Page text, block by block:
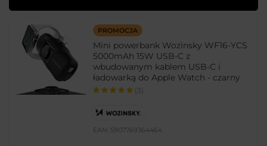
PROMOCJA
Mini powerbank Wozinsky WF16-YCS
5000mAh 15W USB-C z
wbudowanym kablem USB-C i
ładowarką do Apple Watch - czarny
(3)
EAN: 5907769364464